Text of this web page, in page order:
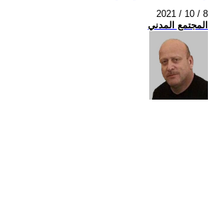
2021 / 10 / 8
المجتمع المدني